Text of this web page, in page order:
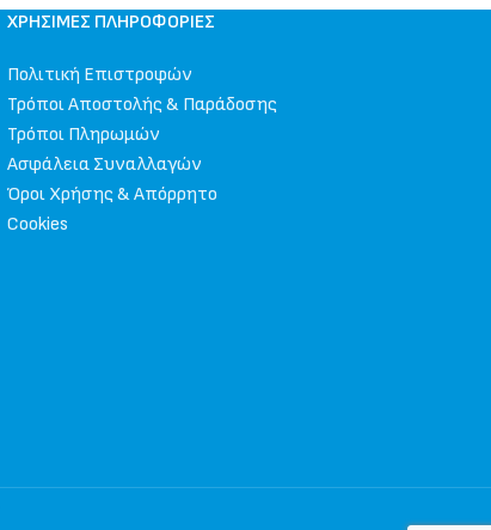
ΧΡΉΣΙΜΕΣ ΠΛΗΡΟΦΟΡΊΕΣ
Πολιτική Επιστροφών
Τρόποι Αποστολής & Παράδοσης
Τρόποι Πληρωμών
Ασφάλεια Συναλλαγών
Όροι Χρήσης & Απόρρητο
Cookies